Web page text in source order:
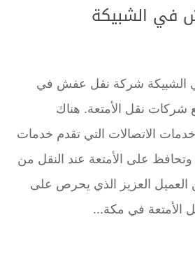
في الشبيكة
شركة نقل عفش في
شركات نقل الأمتعة. هناك
الاتصالات التي تقدم خدمات
على الأمتعة عند النقل من
العميل العزيز الذي يحرص على
الأمتعة في مكة...